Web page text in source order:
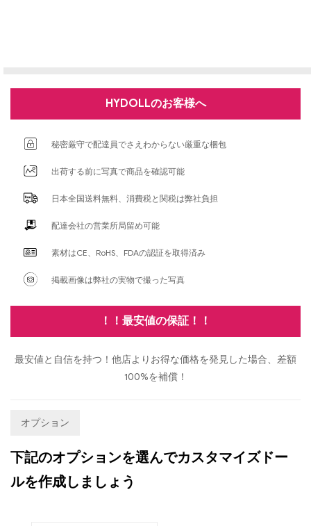
HYDOLLのお客様へ
秘密厳守で配達員でさえわからない厳重な梱包
出荷する前に写真で商品を確認可能
日本全国送料無料、消費税と関税は弊社負担
配達会社の営業所局留め可能
素材はCE、RoHS、FDAの認証を取得済み
掲載画像は弊社の実物で撮った写真
！！最安値の保証！！
最安値と自信を持つ！他店よりお得な価格を発見した場合、差額
100%を補償！
オプション
下記のオプションを選んでカスタマイズドー
ルを作成しましょう